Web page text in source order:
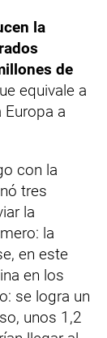
la
de
equivale a
a
con la
tres
la
la
en este
en los
se logra un
unos 1,2